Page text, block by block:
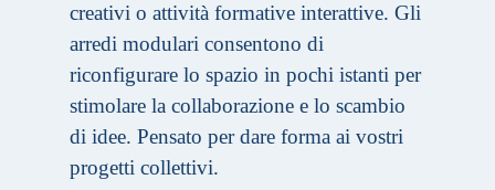
creativi o attività formative interattive. Gli
arredi modulari consentono di
riconfigurare lo spazio in pochi istanti per
stimolare la collaborazione e lo scambio
di idee. Pensato per dare forma ai vostri
progetti collettivi.